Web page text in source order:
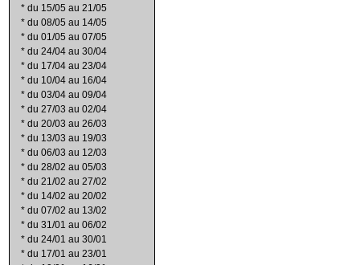
* du 15/05 au 21/05
* du 08/05 au 14/05
* du 01/05 au 07/05
* du 24/04 au 30/04
* du 17/04 au 23/04
* du 10/04 au 16/04
* du 03/04 au 09/04
* du 27/03 au 02/04
* du 20/03 au 26/03
* du 13/03 au 19/03
* du 06/03 au 12/03
* du 28/02 au 05/03
* du 21/02 au 27/02
* du 14/02 au 20/02
* du 07/02 au 13/02
* du 31/01 au 06/02
* du 24/01 au 30/01
* du 17/01 au 23/01